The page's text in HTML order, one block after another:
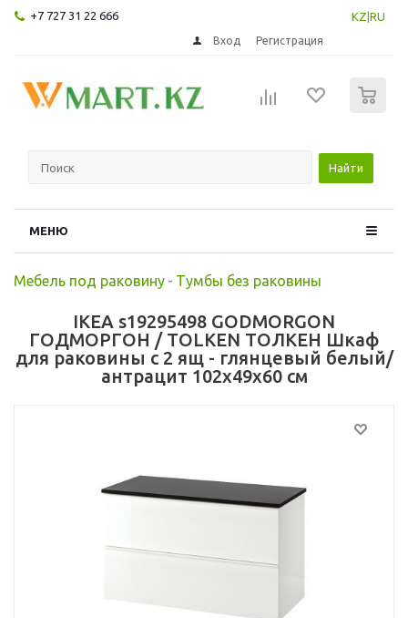
+7 727 31 22 666 KZ RU
Вход Регистрация
Найти
МЕНЮ
Мебель под раковину - Тумбы без раковины
IKEA s19295498 GODMORGON
ГОДМОРГОН / TOLKEN ТОЛКЕН Шкаф
для раковины с 2 ящ - глянцевый белый/
антрацит 102x49x60 см